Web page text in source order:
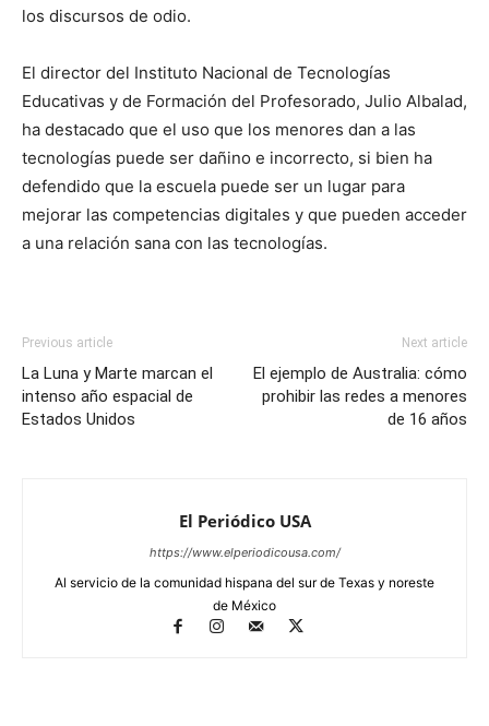
los discursos de odio.
El director del Instituto Nacional de Tecnologías
Educativas y de Formación del Profesorado, Julio Albalad,
ha destacado que el uso que los menores dan a las
tecnologías puede ser dañino e incorrecto, si bien ha
defendido que la escuela puede ser un lugar para
mejorar las competencias digitales y que pueden acceder
a una relación sana con las tecnologías.
Previous article
La Luna y Marte marcan el
intenso año espacial de
Estados Unidos
Next article
El ejemplo de Australia: cómo
prohibir las redes a menores
de 16 años
El Periódico USA
https://www.elperiodicousa.com/
Al servicio de la comunidad hispana del sur de Texas y noreste
de México